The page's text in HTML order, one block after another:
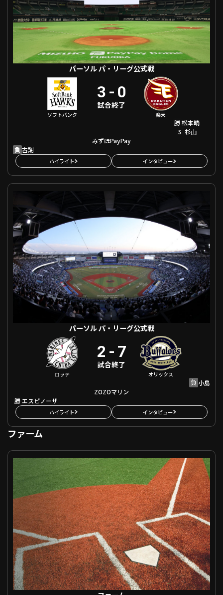
動画を検索（選手・チーム・プレー内容…）
パーソル パ・リーグ公式戦
ソフトバンク
3 - 0
試合終了
楽天
勝松本晴
S 杉山
みずほPayPay
負 古謝
ハイライト インタビュー
パーソル パ・リーグ公式戦 千葉ロッテ VS オリックス
パーソル パ・リーグ公式戦
ロッテ
2 - 7
試合終了
オリックス
負 小島
ZOZOマリン
勝エスピノーザ
ハイライト インタビュー
ファーム
ファーム 東北楽天 VS 北海道日本ハム